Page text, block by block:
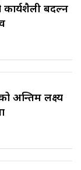
कार्यशैली बदल्न
अन्तिम लक्ष्य